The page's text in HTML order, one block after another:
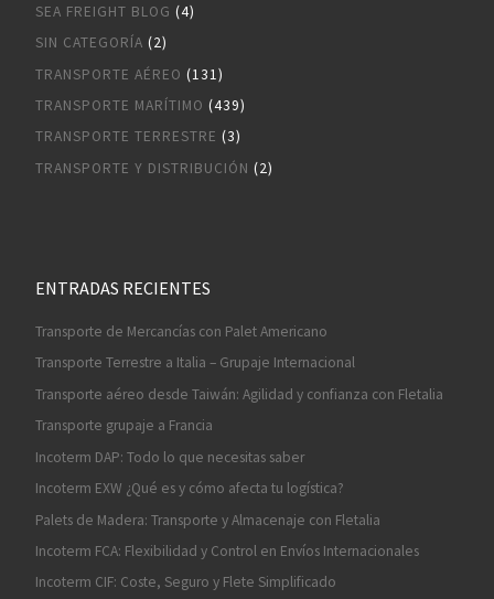
SEA FREIGHT BLOG (4)
SIN CATEGORÍA (2)
TRANSPORTE AÉREO (131)
TRANSPORTE MARÍTIMO (439)
TRANSPORTE TERRESTRE (3)
TRANSPORTE Y DISTRIBUCIÓN (2)
ENTRADAS RECIENTES
Transporte de Mercancías con Palet Americano
Transporte Terrestre a Italia – Grupaje Internacional
Transporte aéreo desde Taiwán: Agilidad y confianza con Fletalia
Transporte grupaje a Francia
Incoterm DAP: Todo lo que necesitas saber
Incoterm EXW ¿Qué es y cómo afecta tu logística?
Palets de Madera: Transporte y Almacenaje con Fletalia
Incoterm FCA: Flexibilidad y Control en Envíos Internacionales
Incoterm CIF: Coste, Seguro y Flete Simplificado